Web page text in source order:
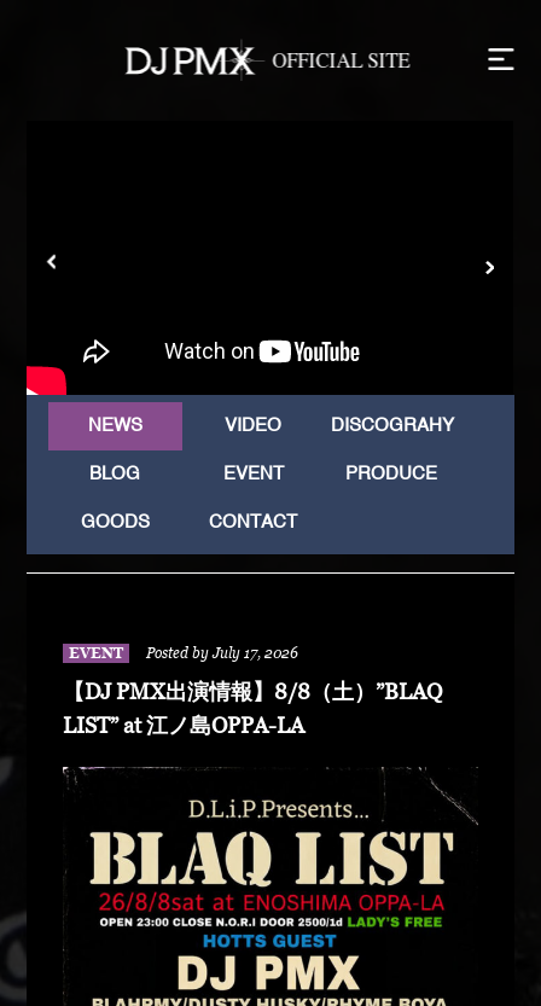
NEWS VIDEO DISCOGRAHY
BLOG EVENT PRODUCE
GOODS CONTACT
EVENT Posted by July 17, 2026
【DJ PMX出演情報】8/8（土）”BLAQ
LIST” at 江ノ島OPPA-LA